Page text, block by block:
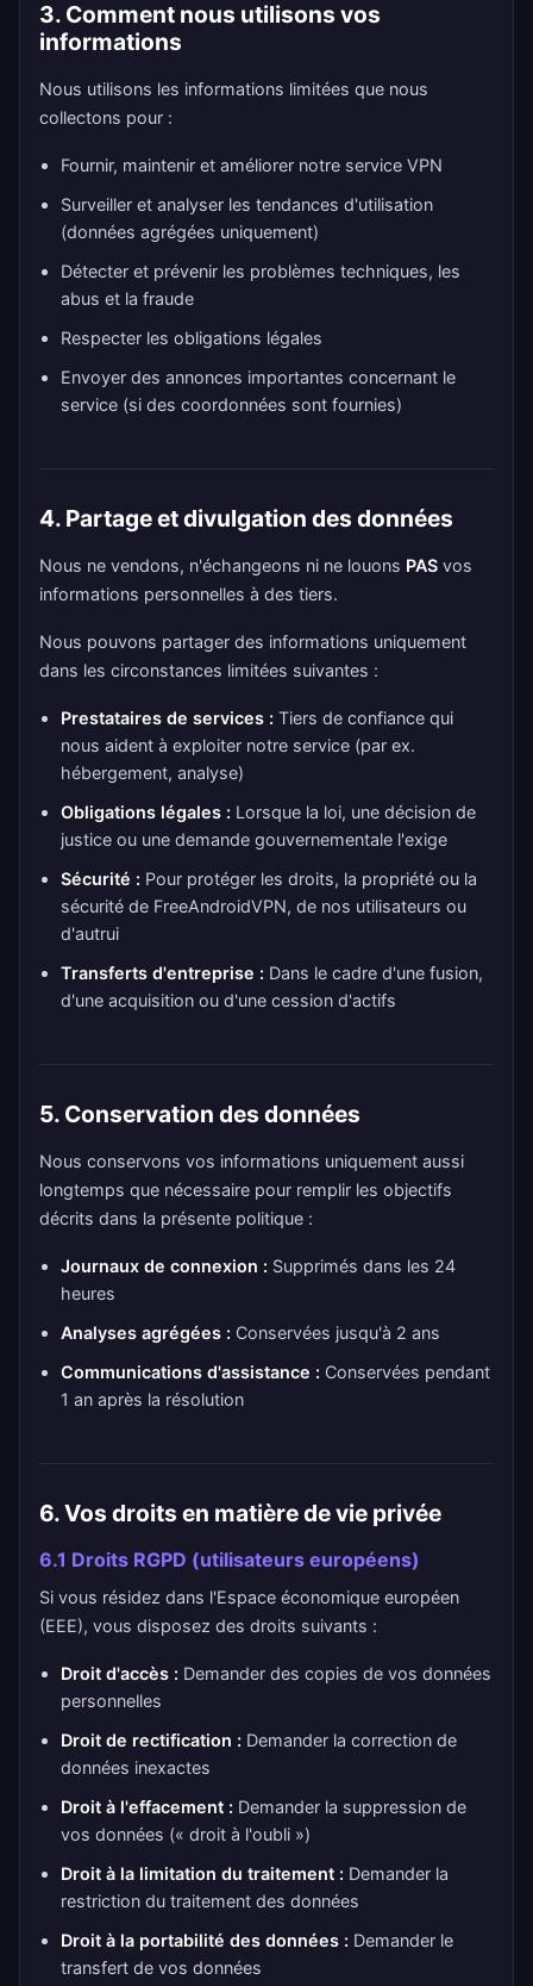
3. Comment nous utilisons vos
informations
Nous utilisons les informations limitées que nous
collectons pour :
Fournir, maintenir et améliorer notre service VPN
Surveiller et analyser les tendances d'utilisation
(données agrégées uniquement)
Détecter et prévenir les problèmes techniques, les
abus et la fraude
Respecter les obligations légales
Envoyer des annonces importantes concernant le
service (si des coordonnées sont fournies)
4. Partage et divulgation des données
Nous ne vendons, n'échangeons ni ne louons PAS vos
informations personnelles à des tiers.
Nous pouvons partager des informations uniquement
dans les circonstances limitées suivantes :
Prestataires de services : Tiers de confiance qui
nous aident à exploiter notre service (par ex.
hébergement, analyse)
Obligations légales : Lorsque la loi, une décision de
justice ou une demande gouvernementale l'exige
Sécurité : Pour protéger les droits, la propriété ou la
sécurité de FreeAndroidVPN, de nos utilisateurs ou
d'autrui
Transferts d'entreprise : Dans le cadre d'une fusion,
d'une acquisition ou d'une cession d'actifs
5. Conservation des données
Nous conservons vos informations uniquement aussi
longtemps que nécessaire pour remplir les objectifs
décrits dans la présente politique :
Journaux de connexion : Supprimés dans les 24
heures
Analyses agrégées : Conservées jusqu'à 2 ans
Communications d'assistance : Conservées pendant
1 an après la résolution
6. Vos droits en matière de vie privée
6.1 Droits RGPD (utilisateurs européens)
Si vous résidez dans l'Espace économique européen
(EEE), vous disposez des droits suivants :
Droit d'accès : Demander des copies de vos données
personnelles
Droit de rectification : Demander la correction de
données inexactes
Droit à l'effacement : Demander la suppression de
vos données (« droit à l'oubli »)
Droit à la limitation du traitement : Demander la
restriction du traitement des données
Droit à la portabilité des données : Demander le
transfert de vos données